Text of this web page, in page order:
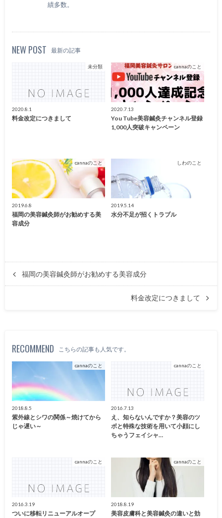
績多数。
NEW POST 最新の記事
未分類
2020.8.1
料金改定につきまして
cannaのこと
2020.7.13
You Tube美容鍼灸チャンネル登録
1,000人突破キャンペーン
cannaのこと
2019.6.8
福岡の美容鍼灸師がお勧めする美
容成分
しわのこと
2019.5.14
水分不足が招くトラブル
福岡の美容鍼灸師がお勧めする美容成分
料金改定につきまして
RECOMMEND こちらの記事も人気です。
cannaのこと
2018.8.5
紫外線とシワの関係～焼けてから
じゃ遅い～
cannaのこと
2016.7.13
え、知らないんですか？美容のツ
ボと特殊な技術を用いて小顔にし
ちゃうフェイシャ…
cannaのこと
2016.3.19
ついに移転リニューアルオープ
cannaのこと
2018.8.19
美容皮膚科と美容鍼灸の違いと効